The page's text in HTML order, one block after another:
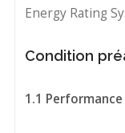
Energy Rating
Condition
1.1